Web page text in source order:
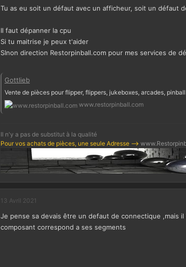
Tu as eu soit un défaut avec un afficheur, soit un défaut
Il faut dépanner la cpu
Si tu maitrise je peux t'aider
SInon direction Restorpinball.com pour mes services de
Gottlieb
Vente de pièces pour flipper, flippers, jukeboxes, arcades, pinball
www.restorpinball.com
Il n'y a pas de substitut à la qualité
Pour vos achats de pièces, une seule Adresse -->
13 Avril 2021
Je pense sa devais être un defaut de connectique ,mais
composant correspond a ses segments